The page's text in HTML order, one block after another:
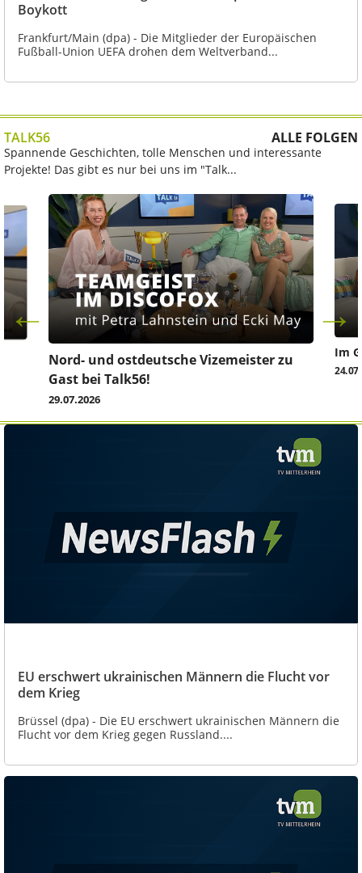
Boykott
Frankfurt/Main (dpa) - Die Mitglieder der Europäischen
Fußball-Union UEFA drohen dem Weltverband...
TALK56 ALLE FOLGEN
Spannende Geschichten, tolle Menschen und interessante
Projekte! Das gibt es nur bei uns im "Talk...
Nord- und ostdeutsche Vizemeister zu
Gast bei Talk56!
29.07.2026
Im
EU erschwert ukrainischen Männern die Flucht vor
dem Krieg
Brüssel (dpa) - Die EU erschwert ukrainischen Männern die
Flucht vor dem Krieg gegen Russland....